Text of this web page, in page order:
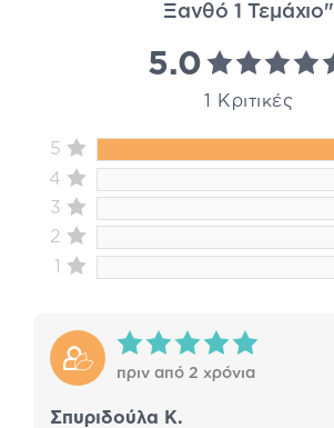
Ξανθό 1 Τεμάχιο"
5.0
1 Κριτικές
5
4
3
2
1
πριν από 2 χρόνια
Σπυριδούλα Κ.